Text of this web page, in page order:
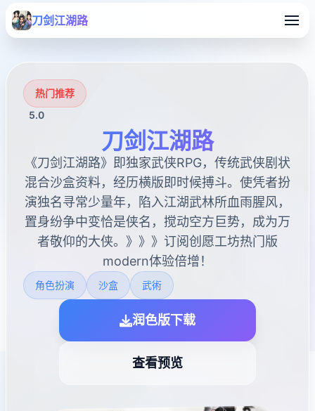
刀剑江湖路
热门推荐
5.0
刀剑江湖路
《刀剑江湖路》即独家武侠RPG，传统武侠剧状
混合沙盒资料，经历横版即时候搏斗。使凭者扮
演独名寻常少量年，陷入江湖武林所血雨腥风，
置身纷争中变恰是侠名，搅动空方巨势，成为万
者敬仰的大侠。》》》订阅创愿工坊热门版
modern体验倍增！
角色扮演 沙盒 武術
润色版下载
查看预览